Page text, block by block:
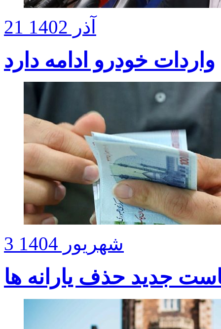
21 آذر 1402
واردات خودرو ادامه دارد
3 شهریور 1404
جدید حذف یارانه ها